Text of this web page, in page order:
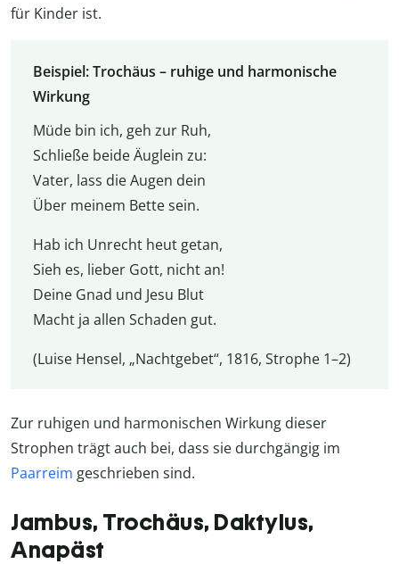
für Kinder ist.
Beispiel: Trochäus – ruhige und harmonische
Wirkung
Müde bin ich, geh zur Ruh,
Schließe beide Äuglein zu:
Vater, lass die Augen dein
Über meinem Bette sein.
Hab ich Unrecht heut getan,
Sieh es, lieber Gott, nicht an!
Deine Gnad und Jesu Blut
Macht ja allen Schaden gut.
(Luise Hensel, „Nachtgebet“, 1816, Strophe 1–2)
Zur ruhigen und harmonischen Wirkung dieser
Strophen trägt auch bei, dass sie durchgängig im
Paarreim geschrieben sind.
Jambus, Trochäus, Daktylus,
Anapäst